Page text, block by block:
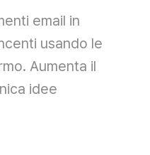
email in
usando le
Aumenta il
idee